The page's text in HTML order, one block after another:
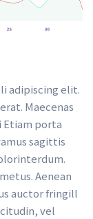
adipiscing elit.
Maecenas
Etiam porta
sagittis
Aenean
auctor fringill
vel